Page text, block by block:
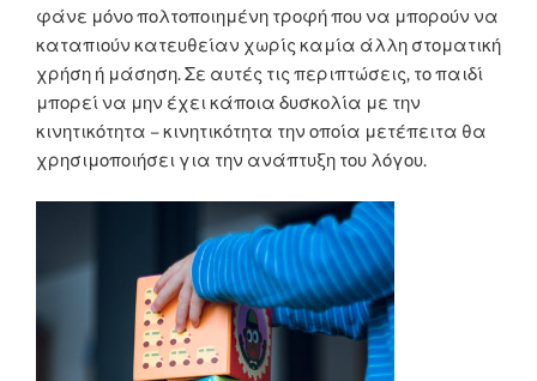
φάνε μόνο πολτοποιημένη τροφή που να μπορούν να
καταπιούν κατευθείαν χωρίς καμία άλλη στοματική
χρήση ή μάσηση. Σε αυτές τις περιπτώσεις, το παιδί
μπορεί να μην έχει κάποια δυσκολία με την
κινητικότητα – κινητικότητα την οποία μετέπειτα θα
χρησιμοποιήσει για την ανάπτυξη του λόγου.